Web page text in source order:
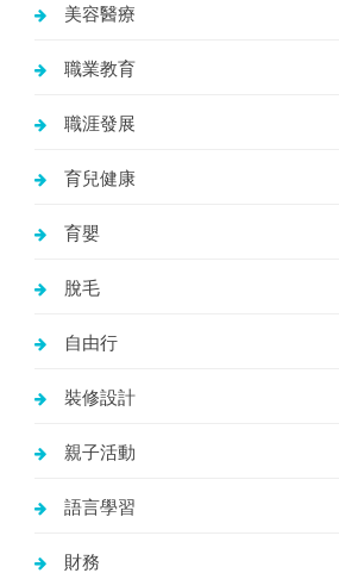
美容醫療
職業教育
職涯發展
育兒健康
育嬰
脫毛
自由行
裝修設計
親子活動
語言學習
財務